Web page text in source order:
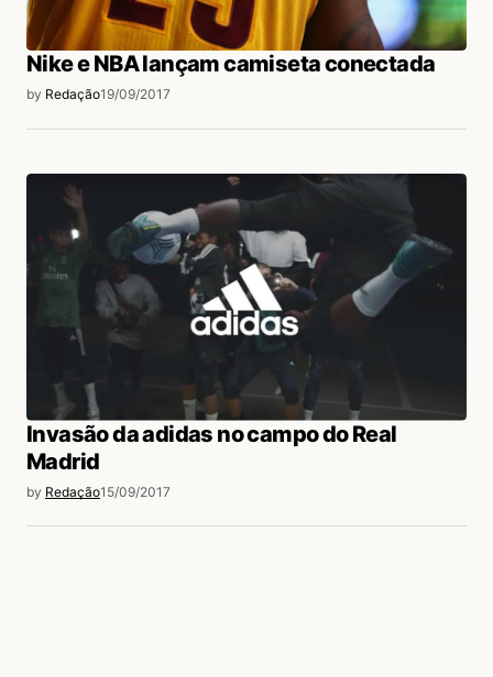
Nike e NBA lançam camiseta conectada
by Redação19/09/2017
Invasão da adidas no campo do Real
Madrid
by Redação15/09/2017